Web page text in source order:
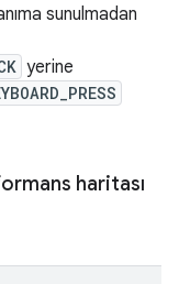
sunulmadan
yerine
haritası